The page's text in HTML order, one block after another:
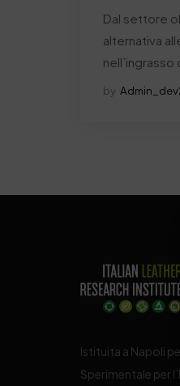
Dal settore
alternativa
nell’ingrasso
by
Istituita a Napoli
Sperimentale per